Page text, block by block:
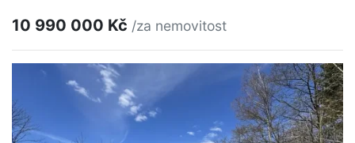
10 990 000 Kč /za nemovitost